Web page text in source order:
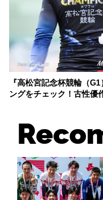
『高松宮記念杯競輪（
ングをチェック！古性優